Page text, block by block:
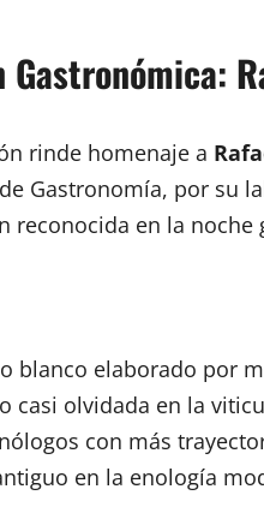
rinde homenaje a
Gastronomía, por su
reconocida en la
blanco elaborado
olvidada en la
con más
en la enología